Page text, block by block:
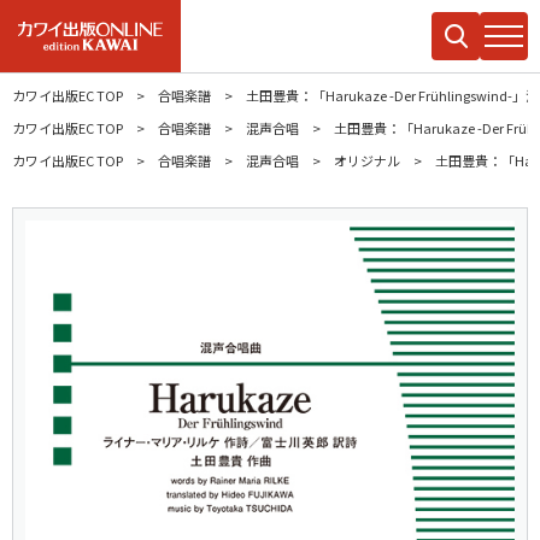
カワイ出版EC TOP 合唱楽譜
土田豊貴：「Harukaze -Der Frühlingswind-」
カワイ出版EC TOP
合唱楽譜 混声合唱
土田豊貴：「Harukaze -Der
カワイ出版EC TOP
合唱楽譜 混声合唱 オリジナル 土田豊貴：「